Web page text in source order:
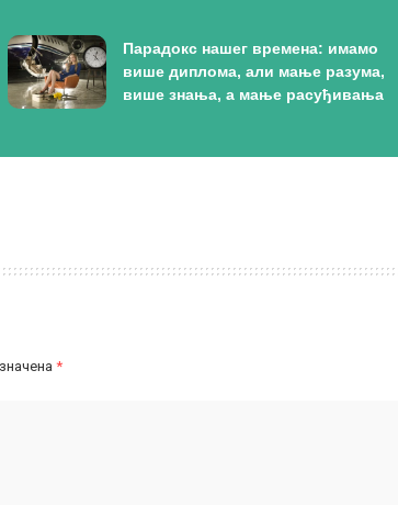
Парадокс нашег времена: имамо
више диплома, али мање разума,
више знања, а мање расуђивања
*